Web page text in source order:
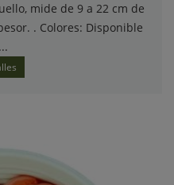
mide de 9 a 22 cm de
. Colores: Disponible